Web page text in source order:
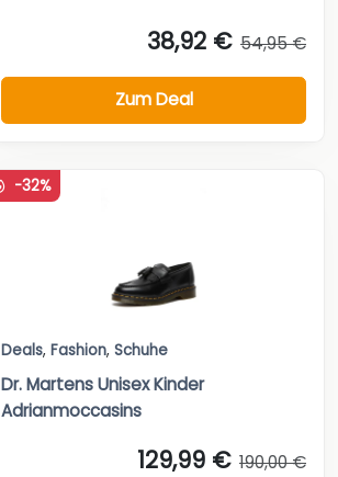
38,92 € 54,95 €
Zum Deal
-32%
Deals, Fashion, Schuhe
Dr. Martens Unisex Kinder
Adrianmoccasins
129,99 € 190,00 €